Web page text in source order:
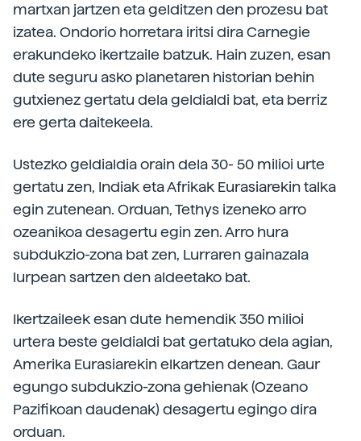
martxan jartzen eta gelditzen den prozesu bat
izatea. Ondorio horretara iritsi dira Carnegie
erakundeko ikertzaile batzuk. Hain zuzen, esan
dute seguru asko planetaren historian behin
gutxienez gertatu dela geldialdi bat, eta berriz
ere gerta daitekeela.
Ustezko geldialdia orain dela 30- 50 milioi urte
gertatu zen, Indiak eta Afrikak Eurasiarekin talka
egin zutenean. Orduan, Tethys izeneko arro
ozeanikoa desagertu egin zen. Arro hura
subdukzio-zona bat zen, Lurraren gainazala
lurpean sartzen den aldeetako bat.
Ikertzaileek esan dute hemendik 350 milioi
urtera beste geldialdi bat gertatuko dela agian,
Amerika Eurasiarekin elkartzen denean. Gaur
egungo subdukzio-zona gehienak (Ozeano
Pazifikoan daudenak) desagertu egingo dira
orduan.